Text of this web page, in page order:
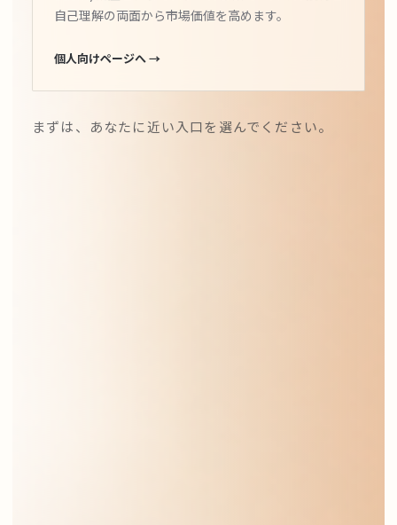
自己理解の両面から市場価値を高めます。
個人向けページへ →
まずは、あなたに近い入口を選んでください。